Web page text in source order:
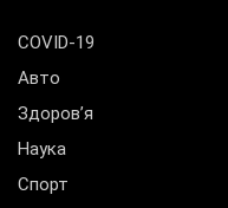
COVID-19
Авто
Здоров’я
Наука
Спорт